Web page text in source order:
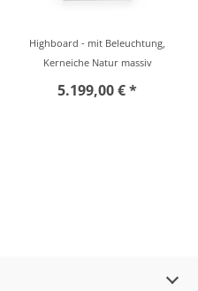
Highboard - mit Beleuchtung,
Kerneiche Natur massiv
5.199,00 € *